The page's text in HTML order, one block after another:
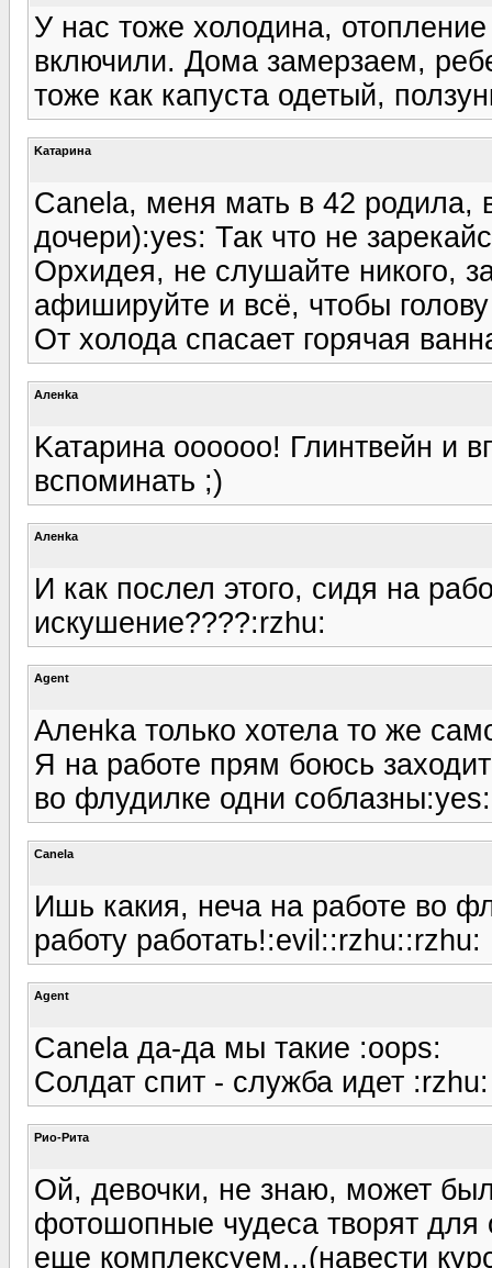
У нас тоже холодина,
включили. Дома замерзаем,
тоже как капуста одетый,
Kатарина
Canela, меня мать в 42 родила,
дочери):yes: Так что не
Орхидея, не слушайте никого,
афишируйте и всё, чтобы
От холода спасает горячая
Аленka
Kатарина оооооо! Глинтвейн и
вспоминать ;)
Аленka
И как послел этого, сидя на
искушение????:rzhu:
Agent
Аленka только хотела то же
Я на работе прям боюсь
во флудилке одни соблазны:yes:
Canela
Ишь какия, неча на работе во
работу работать!:evil::rzhu::rzhu:
Agent
Canela да-да мы такие :oops:
Солдат спит - служба идет :rzhu:
Рио-Рита
Ой, девочки, не знаю, может
фотошопные чудеса творят
еще комплексуем...(навести